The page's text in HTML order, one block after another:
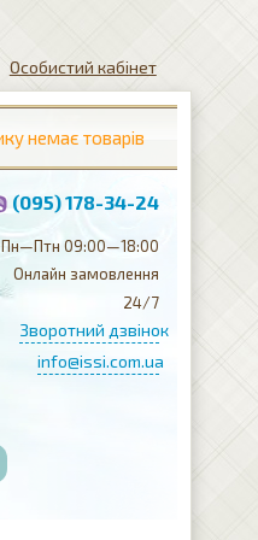
Особистий кабінет
(095) 178-34-24
Пн—Птн 09:00—18:00
Онлайн замовлення
24/7
Зворотний дзвінок
info@issi.com.ua